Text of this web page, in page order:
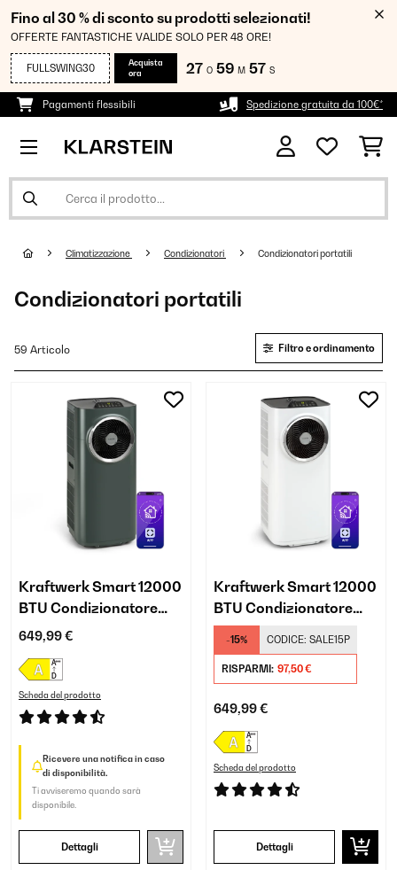
Fino al 30 % di sconto su prodotti selezionati!
OFFERTE FANTASTICHE VALIDE SOLO PER 48 ORE!
FULLSWING30
Acquista
ora
27 O 59 M 56 S
Pagamenti flessibili Spedizione gratuita da 100€*
Climatizzazione Condizionatori Condizionatori portatili
Condizionatori portatili
59 Articolo Filtro e ordinamento
Kraftwerk Smart 12000
BTU Condizionatore
portatile Antracite
649,99 €
Scheda del prodotto
Ricevere una notifica in caso
di disponibilità.
Ti avviseremo quando sarà
disponibile.
Dettagli
Kraftwerk Smart 12000
BTU Condizionatore
portatile Bianco
-15% CODICE: SALE15P
RISPARMI: 97,50 €
649,99 €
Scheda del prodotto
Dettagli